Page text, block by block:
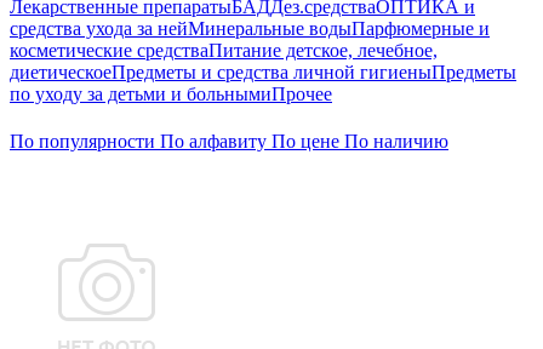
Лекарственные препаратыБАДДез.средстваОПТИКА и
средства ухода за нейМинеральные водыПарфюмерные и
косметические средстваПитание детское, лечебное,
диетическоеПредметы и средства личной гигиеныПредметы
по уходу за детьми и больнымиПрочее
По популярности По алфавиту По цене По наличию